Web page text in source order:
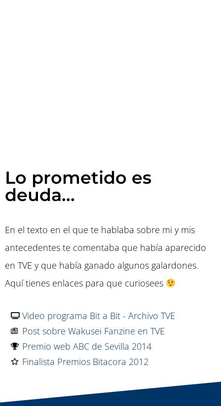
Lo prometido es
deuda...
En el texto en el que te hablaba sobre mi y mis
antecedentes te comentaba que había aparecido
en TVE y que había ganado algunos galardones.
Aquí tienes enlaces para que curiosees
Video programa Bit a Bit - Archivo TVE
Post sobre Wakusei Fanzine en TVE
Premio web ABC de Sevilla 2014
Finalista Premios Bitacora 2012